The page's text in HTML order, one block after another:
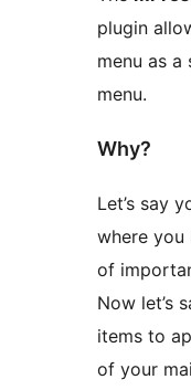
plugin
menu as a
menu.
Why?
Let’s say
where
of
Now let’s
items to
of your